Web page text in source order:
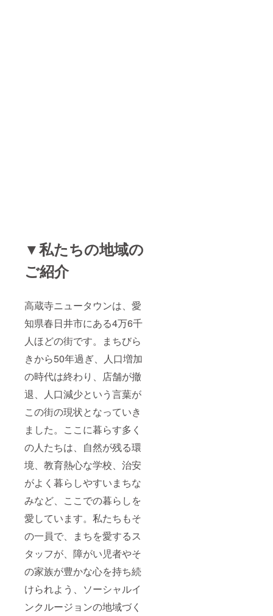
▼私たちの地域の
ご紹介
高蔵寺ニュータウンは、愛
知県春日井市にある4万6千
人ほどの街です。まちびら
きから50年過ぎ、人口増加
の時代は終わり、店舗が撤
退、人口減少という言葉が
この街の現状となっていき
ました。ここに暮らす多く
の人たちは、自然が残る環
境、教育熱心な学校、治安
がよく暮らしやすいまちな
みなど、ここでの暮らしを
愛しています。私たちもそ
の一員で、まちを愛するス
タッフが、障がい児者やそ
の家族が豊かな心を持ち続
けられよう、ソーシャルイ
ンクルージョンの地域づく